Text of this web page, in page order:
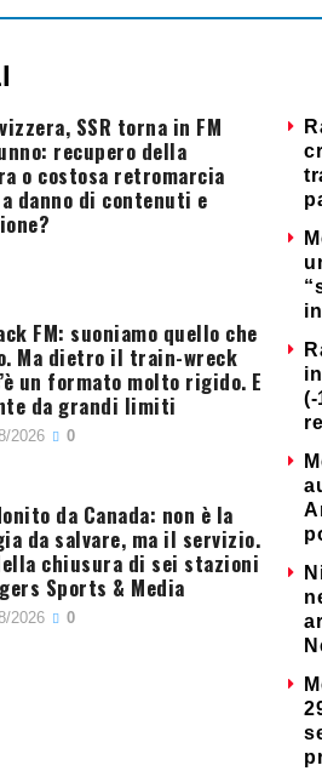
SSR torna in FM
recupero della
o costosa retromarcia
danno di contenuti e
FM: suoniamo quello che
Ma dietro il train-wreck
un formato molto rigido. E
da grandi limiti
2026 0
da Canada: non è la
da salvare, ma il servizio.
chiusura di sei stazioni
Sports & Media
2026 0
(-